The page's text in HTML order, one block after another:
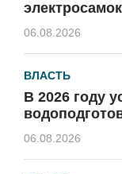
06.08.2026
ВЛАСТЬ
В 2026 году
06.08.2026